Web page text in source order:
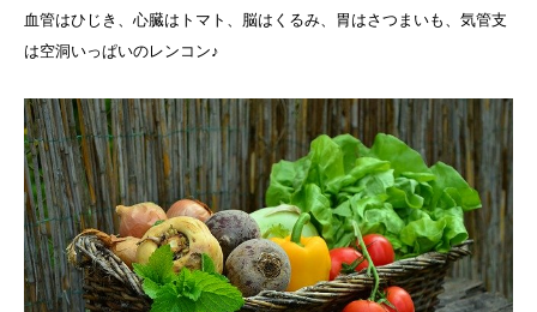
血管はひじき、心臓はトマト、脳はくるみ、胃はさつまいも、気管支
は空洞いっぱいのレンコン♪